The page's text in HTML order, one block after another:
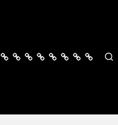
Éducation
Football
Technologie
DiversScience
Lifestyle
OpinionsServices